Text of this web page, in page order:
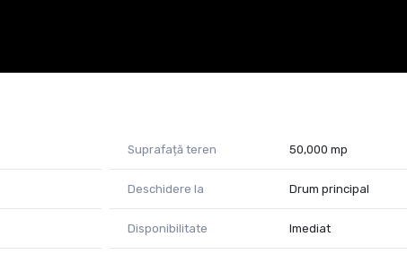
Suprafață teren 50,000 mp
Deschidere la Drum principal
Disponibilitate Imediat